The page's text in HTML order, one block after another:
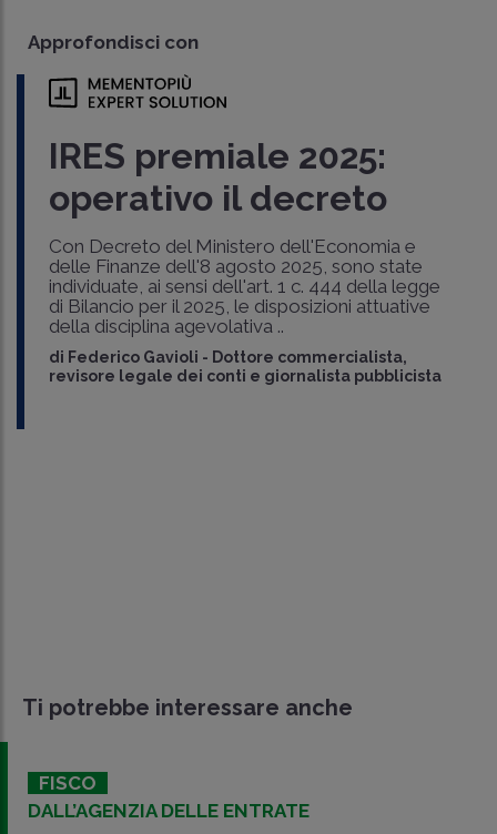
Approfondisci con
IRES premiale 2025:
operativo il decreto
Con Decreto del Ministero dell'Economia e
delle Finanze dell'8 agosto 2025, sono state
individuate, ai sensi dell'art. 1 c. 444 della legge
di Bilancio per il 2025, le disposizioni attuative
della disciplina agevolativa ..
di Federico Gavioli - Dottore commercialista,
revisore legale dei conti e giornalista pubblicista
Ti potrebbe interessare anche
FISCO
DALL’AGENZIA DELLE ENTRATE